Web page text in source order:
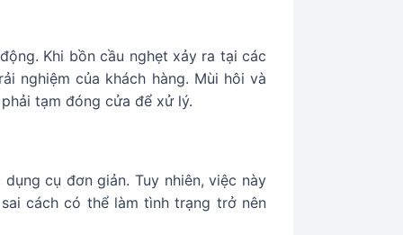
Khi bồn cầu nghẹt xảy ra tại các
nghiệm của khách hàng. Mùi hôi và
tạm đóng cửa để xử lý.
cụ đơn giản. Tuy nhiên, việc này
cách có thể làm tình trạng trở nên